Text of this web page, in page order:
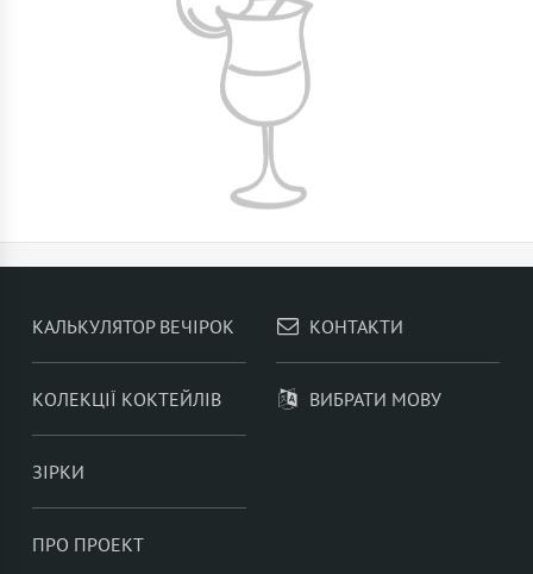
КАЛЬКУЛЯТОР ВЕЧІРОК
КОЛЕКЦІЇ КОКТЕЙЛІВ
ЗІРКИ
ПРО ПРОЕКТ
КОНТАКТИ
ВИБРАТИ МОВУ